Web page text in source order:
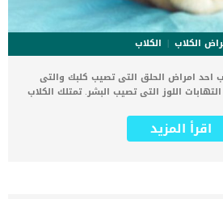
الكلاب
الكلاب
احد امراض الحلق التى تصيب كلبك والتى
اللوز التى تصيب البشر. تمتلك الكلاب
البشر, فان التهابات اللوز عند الكلاب يحدث
اضطراب آخر في الرئتين أو الشعب الهوائية.
اقرأ المزيد